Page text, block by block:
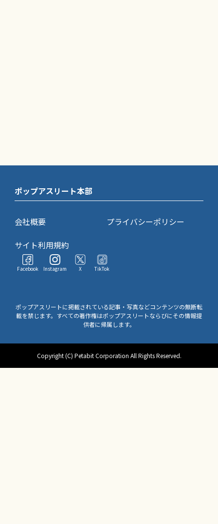
ポップアスリート本部
会社概要
プライバシーポリシー
サイト利用規約
Facebook Instagram X TikTok
ポップアスリートに掲載されている記事・写真などコンテンツの無断転
載を禁じます。すべての著作権はポップアスリートならびにその情報提
供者に帰属します。
Copyright (C) Petabit Corporation All Rights Reserved.